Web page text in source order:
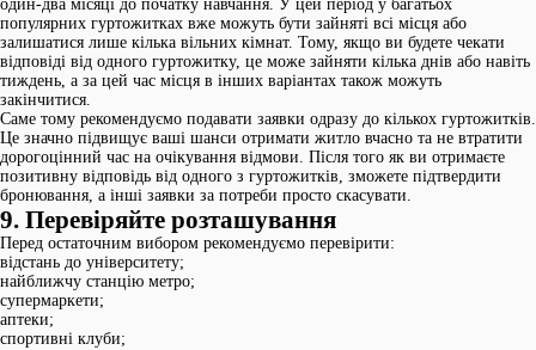
один-два місяці до початку навчання. У цей період у багатьох
популярних гуртожитках вже можуть бути зайняті всі місця або
залишатися лише кілька вільних кімнат. Тому, якщо ви будете чекати
відповіді від одного гуртожитку, це може зайняти кілька днів або навіть
тиждень, а за цей час місця в інших варіантах також можуть
закінчитися.
Саме тому рекомендуємо подавати заявки одразу до кількох гуртожитків.
Це значно підвищує ваші шанси отримати житло вчасно та не втратити
дорогоцінний час на очікування відмови. Після того як ви отримаєте
позитивну відповідь від одного з гуртожитків, зможете підтвердити
бронювання, а інші заявки за потреби просто скасувати.
9. Перевіряйте розташування
Перед остаточним вибором рекомендуємо перевірити:
відстань до університету;
найближчу станцію метро;
супермаркети;
аптеки;
спортивні клуби;